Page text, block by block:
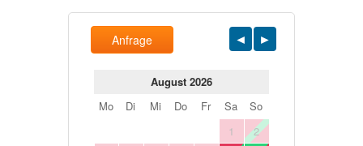
Anfrage
August 2026
Mo
Di Mi Do Fr Sa
So
1
2